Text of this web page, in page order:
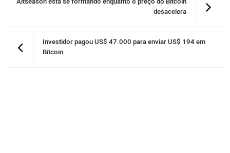
desacelera
Investidor pagou US$ 47.000 para enviar US$ 194 em
Bitcoin